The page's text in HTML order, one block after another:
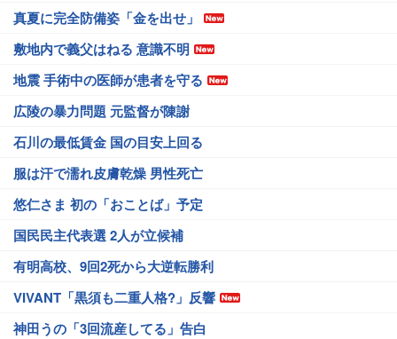
真夏に完全防備姿「金を出せ」
敷地内で義父はねる 意識不明
地震 手術中の医師が患者を守る
広陵の暴力問題 元監督が陳謝
石川の最低賃金 国の目安上回る
服は汗で濡れ皮膚乾燥 男性死亡
悠仁さま 初の「おことば」予定
国民民主代表選 2人が立候補
有明高校、9回2死から大逆転勝利
VIVANT「黒須も二重人格?」反響
神田うの「3回流産してる」告白